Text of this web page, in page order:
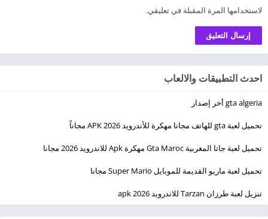
لاستخدامها المرة المقبلة في تعليقي.
احدث التطبيقات والالعاب
gta algeria أخر إصدار
تحميل لعبة gta للهاتف مجانا مهكرة للأندرويد 2026 APK مجاناً
تحميل لعبة جاتا المغربية Gta Maroc مهكرة Apk للاندرويد 2026 مجانا
تحميل لعبة ماريو القديمة للموبايل Super Mario مجانا
تنزيل لعبة طرزان Tarzan للاندرويد apk 2026